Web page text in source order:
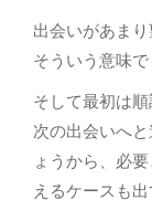
出会いがあま
そういう意味
そして最初は
次の出会いへ
ょうから、必
えるケースも